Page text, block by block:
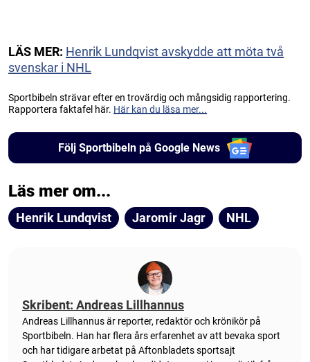
LÄS MER: Henrik Lundqvist avskydde att möta två
svenskar i NHL
Sportbibeln strävar efter en trovärdig och mångsidig rapportering.
Rapportera faktafel här. Här kan du läsa mer...
Följ Sportbibeln på Google News
Läs mer om...
Henrik Lundqvist Jaromir Jagr NHL
Skribent: Andreas Lillhannus
Andreas Lillhannus är reporter, redaktör och krönikör på
Sportbibeln. Han har flera års erfarenhet av att bevaka sport
och har tidigare arbetat på Aftonbladets sportsajt